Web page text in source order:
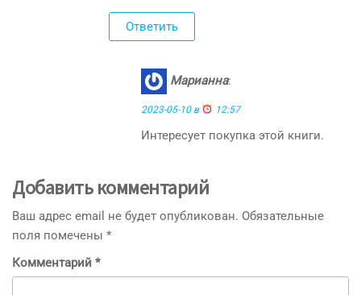
Ответить
Марианна:
2023-05-10 в 12:57
Интересует покупка этой книги.
Добавить комментарий
Ваш адрес email не будет опубликован. Обязательные
поля помечены *
Комментарий *